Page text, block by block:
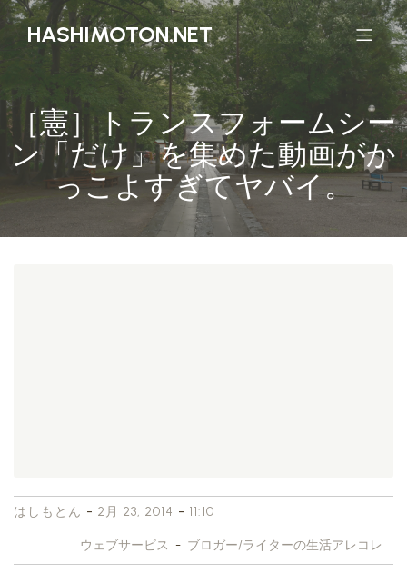
HASHIMOTON.NET
［憲］トランスフォームシー
ン「だけ」を集めた動画がか
っこよすぎてヤバイ。
はしもとん - 2月 23, 2014 - 11:10
ウェブサービス - ブロガー/ライターの生活アレコレ